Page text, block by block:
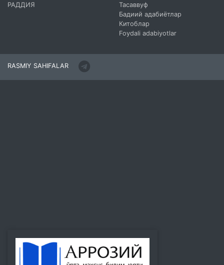
РАДДИЯ
Тасаввуф
Бадиий адабиётлар
Китоблар
Foydali adabiyotlar
RASMIY SAHIFALAR